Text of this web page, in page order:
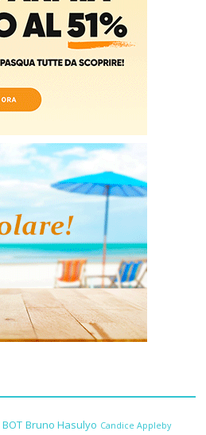
BOT Bruno Hasulyo Candice Appleby